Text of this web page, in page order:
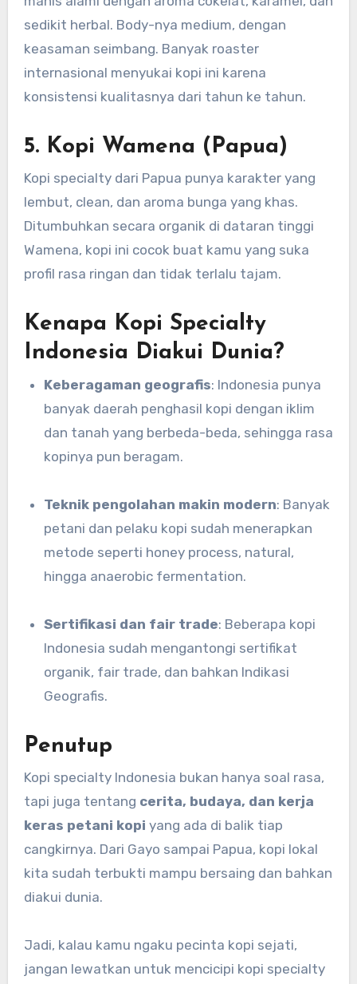
sedikit herbal. Body-nya medium, dengan
keasaman seimbang. Banyak roaster
internasional menyukai kopi ini karena
konsistensi kualitasnya dari tahun ke tahun.
5. Kopi Wamena (Papua)
Kopi specialty dari Papua punya karakter yang
lembut, clean, dan aroma bunga yang khas.
Ditumbuhkan secara organik di dataran tinggi
Wamena, kopi ini cocok buat kamu yang suka
profil rasa ringan dan tidak terlalu tajam.
Kenapa Kopi Specialty
Indonesia Diakui Dunia?
Keberagaman geografis: Indonesia punya
banyak daerah penghasil kopi dengan iklim
dan tanah yang berbeda-beda, sehingga rasa
kopinya pun beragam.
Teknik pengolahan makin modern: Banyak
petani dan pelaku kopi sudah menerapkan
metode seperti honey process, natural,
hingga anaerobic fermentation.
Sertifikasi dan fair trade: Beberapa kopi
Indonesia sudah mengantongi sertifikat
organik, fair trade, dan bahkan Indikasi
Geografis.
Penutup
Kopi specialty Indonesia bukan hanya soal rasa,
tapi juga tentang cerita, budaya, dan kerja
keras petani kopi yang ada di balik tiap
cangkirnya. Dari Gayo sampai Papua, kopi lokal
kita sudah terbukti mampu bersaing dan bahkan
diakui dunia.
Jadi, kalau kamu ngaku pecinta kopi sejati,
jangan lewatkan untuk mencicipi kopi specialty